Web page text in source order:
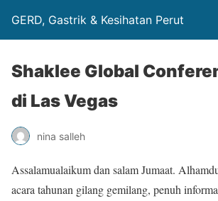
GERD, Gastrik & Kesihatan Perut
Shaklee Global
di Las Vegas
nina salleh
Assalamualaikum dan salam Jumaat.
acara tahunan gilang gemilang, penuh